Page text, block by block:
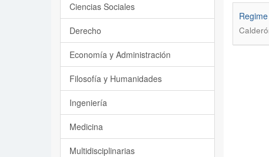
Ciencias Sociales
Derecho
Economía y Administración
Filosofía y Humanidades
Ingeniería
Medicina
Multidisciplinarias